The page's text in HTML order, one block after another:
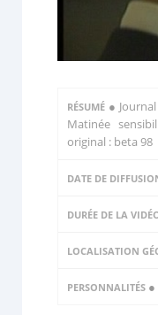
RÉSUMÉ ●
Matinée
original : beta 98
DATE DE
DURÉE DE LA
LOCALISATION
PERSONNALITÉS ●